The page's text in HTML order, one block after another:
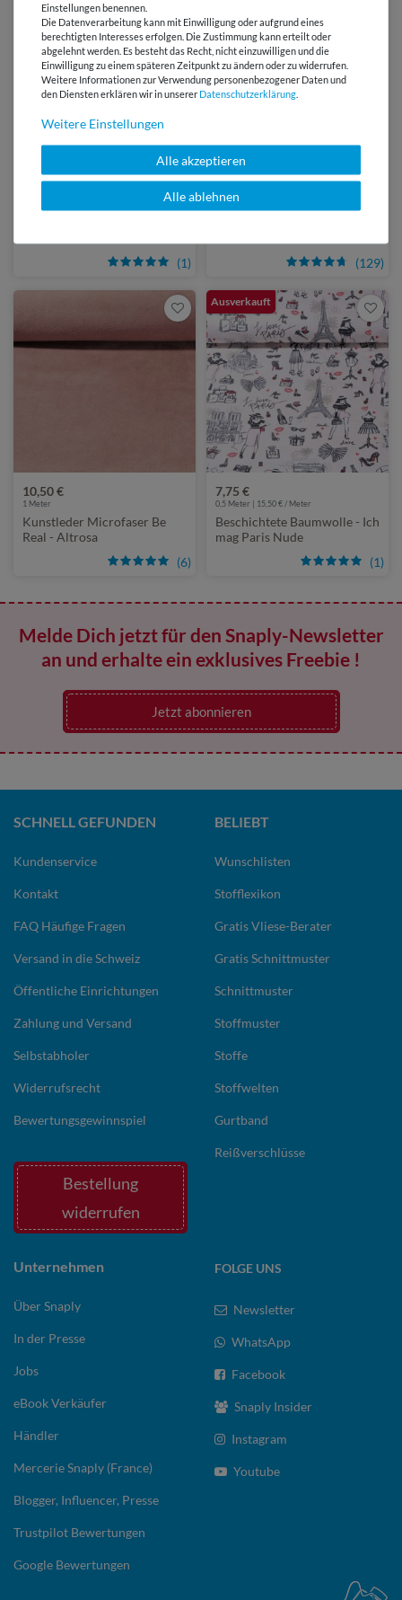
(1)
(129)
4,90 €
Snaply Wonder Tape Abroller
(6)
10,50 €
1 Meter
Kunstleder Microfaser Be
Real - Altrosa
Ausverkauft
(1)
7,75 €
0,5 Meter | 15,50 € / Meter
Beschichtete Baumwolle - Ich
mag Paris Nude
Melde Dich jetzt für den Snaply-Newsletter
an und erhalte ein exklusives Freebie !
Jetzt abonnieren
Einstellungen benennen.
Die Datenverarbeitung kann mit Einwilligung oder aufgrund eines
berechtigten Interesses erfolgen. Die Zustimmung kann erteilt oder
abgelehnt werden. Es besteht das Recht, nicht einzuwilligen und die
Einwilligung zu einem späteren Zeitpunkt zu ändern oder zu widerrufen.
Weitere Informationen zur Verwendung personenbezogener Daten und
den Diensten erklären wir in unserer Daten­schutz­erklärung
Weitere Einstellungen
Alle akzeptieren
Alle ablehnen
SCHNELL GEFUNDEN
Kundenservice
Kontakt
FAQ Häufige Fragen
Versand in die Schweiz
Öffentliche Einrichtungen
Zahlung und Versand
Selbstabholer
Widerrufsrecht
Bewertungsgewinnspiel
Bestellung
widerrufen
BELIEBT
Wunschlisten
Stofflexikon
Gratis Vliese-Berater
Gratis Schnittmuster
Schnittmuster
Stoffmuster
Stoffe
Stoffwelten
Gurtband
Reißverschlüsse
Unternehmen
Über Snaply
In der Presse
Jobs
eBook Verkäufer
Händler
Mercerie Snaply (France)
Blogger, Influencer, Presse
Trustpilot Bewertungen
Google Bewertungen
FOLGE UNS
Newsletter
WhatsApp
Facebook
Snaply Insider
Instagram
Youtube